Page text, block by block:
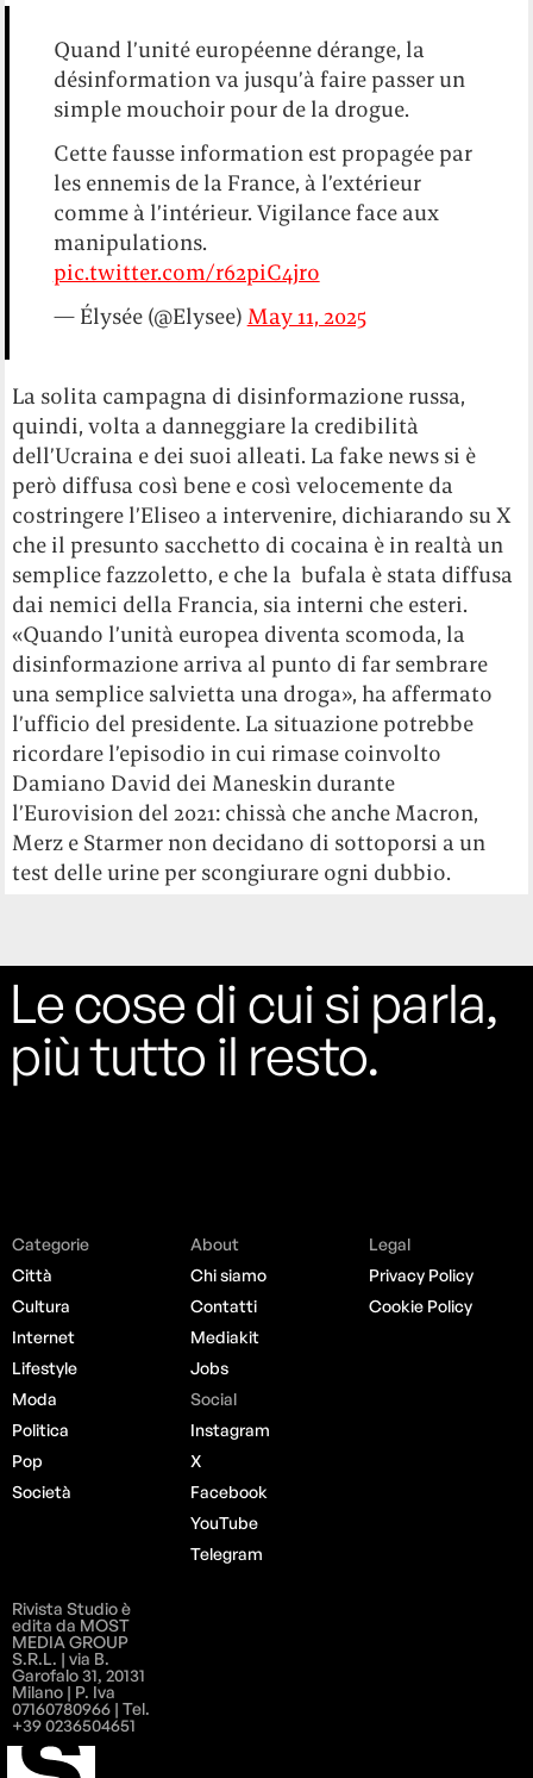
Quand l’unité européenne dérange, la
désinformation va jusqu’à faire passer un
simple mouchoir pour de la drogue.
Cette fausse information est propagée par
les ennemis de la France, à l’extérieur
comme à l’intérieur. Vigilance face aux
manipulations.
pic.twitter.com/r62piC4jro
— Élysée (@Elysee) May 11, 2025
La solita campagna di disinformazione russa,
quindi, volta a danneggiare la credibilità
dell’Ucraina e dei suoi alleati. La fake news si è
però diffusa così bene e così velocemente da
costringere l’Eliseo a intervenire, dichiarando su X
che il presunto sacchetto di cocaina è in realtà un
semplice fazzoletto, e che la bufala è stata diffusa
dai nemici della Francia, sia interni che esteri.
«Quando l’unità europea diventa scomoda, la
disinformazione arriva al punto di far sembrare
una semplice salvietta una droga», ha affermato
l’ufficio del presidente. La situazione potrebbe
ricordare l’episodio in cui rimase coinvolto
Damiano David dei Maneskin durante
l’Eurovision del 2021: chissà che anche Macron,
Merz e Starmer non decidano di sottoporsi a un
test delle urine per scongiurare ogni dubbio.
Le cose di cui si parla,
più tutto il resto.
Categorie
Città
Cultura
Internet
Lifestyle
Moda
Politica
Pop
Società
About
Chi siamo
Contatti
Mediakit
Jobs
Social
Instagram
X
Facebook
YouTube
Telegram
Legal
Privacy Policy
Cookie Policy
Rivista Studio è
edita da MOST
MEDIA GROUP
S.R.L. | via B.
Garofalo 31, 20131
Milano | P. Iva
07160780966 | Tel.
+39 0236504651